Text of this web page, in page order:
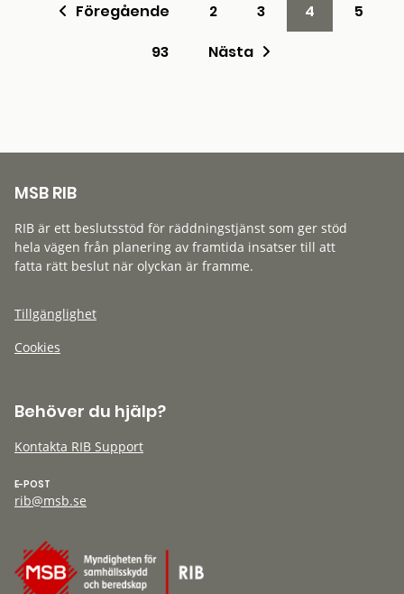
Föregående 2 3 4
5
93
Nästa
MSB RIB
RIB är ett beslutsstöd för räddningstjänst som ger stöd
hela vägen från planering av framtida insatser till att
fatta rätt beslut när olyckan är framme.
Tillgänglighet
Cookies
Behöver du hjälp?
Kontakta RIB Support
E-POST
rib@msb.se